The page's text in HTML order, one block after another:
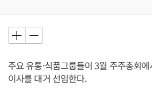
주요 유통·식품그룹들이 3월 주주총회
이사를 대거 선임한다.